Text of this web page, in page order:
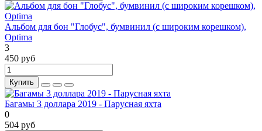
Альбом для бон "Глобус", бумвинил (с широким корешком),
Optima
3
450 руб
Купить
Багамы 3 доллара 2019 - Парусная яхта
0
504 руб